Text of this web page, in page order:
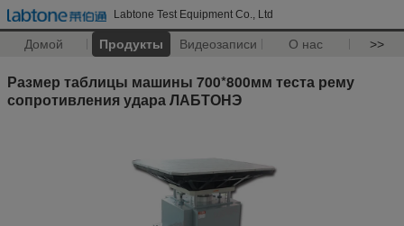
Labtone Test Equipment Co., Ltd
Домой Продукты Видеозаписи О нас >>
Размер таблицы машины 700*800мм теста рему
сопротивления удара ЛАБТОНЭ